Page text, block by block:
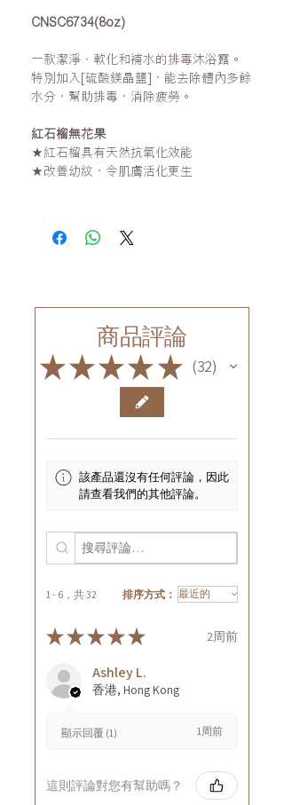
CNSC6734(8oz)
一款潔淨、軟化和補水的排毒沐浴露。
特別加入[硫酸鎂晶鹽]，能去除體內多餘
水分，幫助排毒，消除疲勞。
紅石榴無花果
★紅石榴具有天然抗氧化效能
★改善幼紋，令肌膚活化更生
商品評論
★★★★★ 32
32
該產品還沒有任何評論，因此
請查看我們的其他評論。
1 - 6，共 32 排序方式：
★★★★★ 2周前
Ashley L.
香港, Hong Kong
顯示回覆 (1) 1周前
這則評論對您有幫助嗎？